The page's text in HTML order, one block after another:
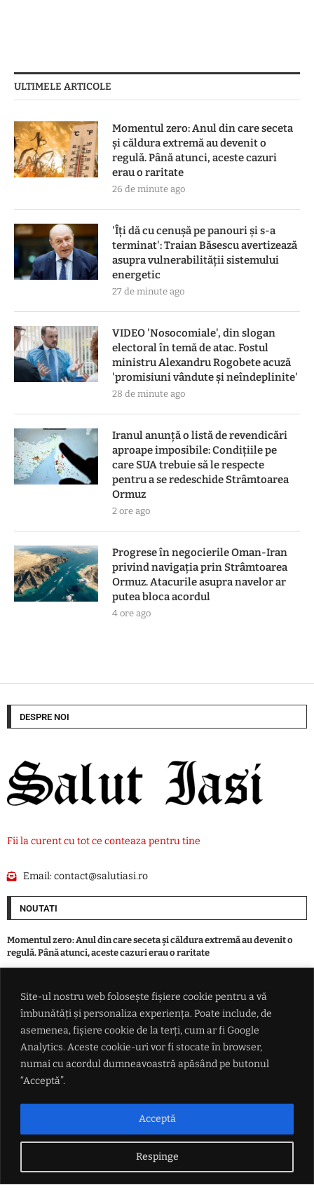
Site-ul nostru web folosește fișiere cookie pentru a vă
îmbunătăți și personaliza experiența. Poate include, de
asemenea, fișiere cookie de la terți, cum ar fi Google
Analytics. Aceste cookie-uri vor fi stocate în browser,
numai cu acordul dumneavoastră apăsând pe butonul
“Acceptă”.
Respinge
Acceptă
ULTIMELE ARTICOLE
Momentul zero: Anul din care seceta
și căldura extremă au devenit o
regulă. Până atunci, aceste cazuri
erau o raritate
26 de minute ago
'Îți dă cu cenușă pe panouri și s-a
terminat': Traian Băsescu avertizează
asupra vulnerabilității sistemului
energetic
27 de minute ago
VIDEO 'Nosocomiale', din slogan
electoral în temă de atac. Fostul
ministru Alexandru Rogobete acuză
'promisiuni vândute și neîndeplinite'
28 de minute ago
Iranul anunță o listă de revendicări
aproape imposibile: Condițiile pe
care SUA trebuie să le respecte
pentru a se redeschide Strâmtoarea
Ormuz
2 ore ago
Progrese în negocierile Oman-Iran
privind navigația prin Strâmtoarea
Ormuz. Atacurile asupra navelor ar
putea bloca acordul
4 ore ago
DESPRE NOI
Fii la curent cu tot ce conteaza pentru tine
Email:contact@salutiasi.ro
NOUTATI
Momentul zero: Anul din care seceta și căldura extremă au devenit o
regulă. Până atunci, aceste cazuri erau o raritate
'Îți dă cu cenușă pe panouri și s-a terminat': Traian Băsescu avertizează
asupra vulnerabilității sistemului energetic
VIDEO 'Nosocomiale', din slogan electoral în temă de atac. Fostul
ministru Alexandru Rogobete acuză 'promisiuni vândute și
neîndeplinite'
Iranul anunță o listă de revendicări aproape imposibile: Condițiile pe
care SUA trebuie să le respecte pentru a se redeschide Strâmtoarea